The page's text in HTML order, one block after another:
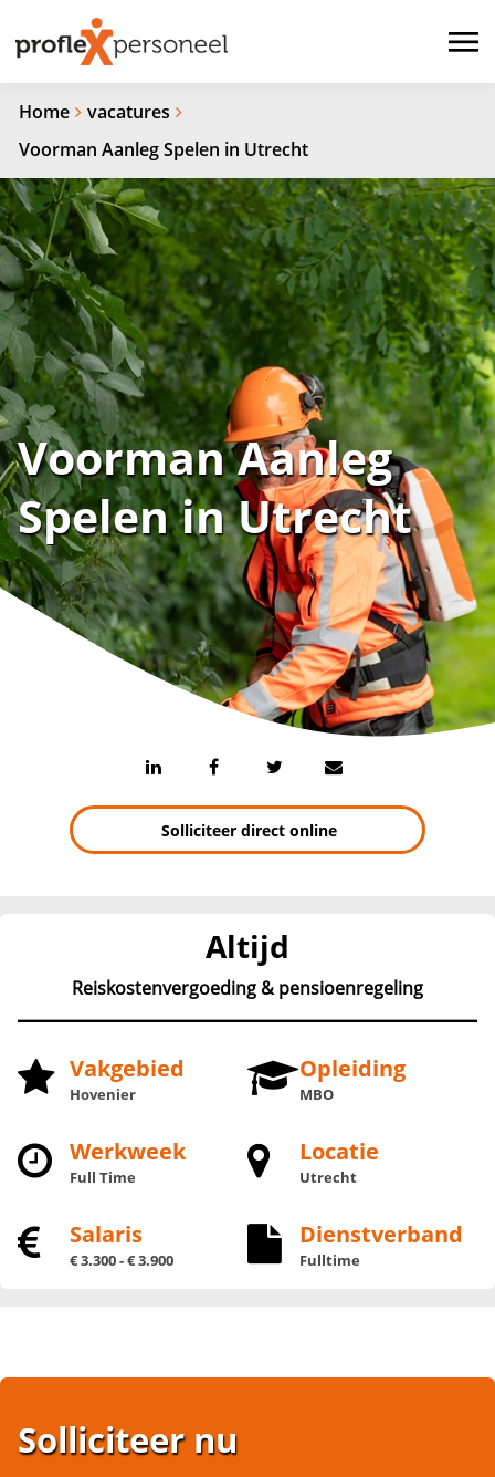
Home
vacatures
Voorman Aanleg Spelen in Utrecht
Voorman Aanleg
Spelen in Utrecht
Solliciteer direct online
Altijd
Reiskostenvergoeding & pensioenregeling
Vakgebied
Hovenier
Opleiding
MBO
Werkweek
Full Time
Locatie
Utrecht
Salaris
€ 3.300 - € 3.900
Dienstverband
Fulltime
Solliciteer nu